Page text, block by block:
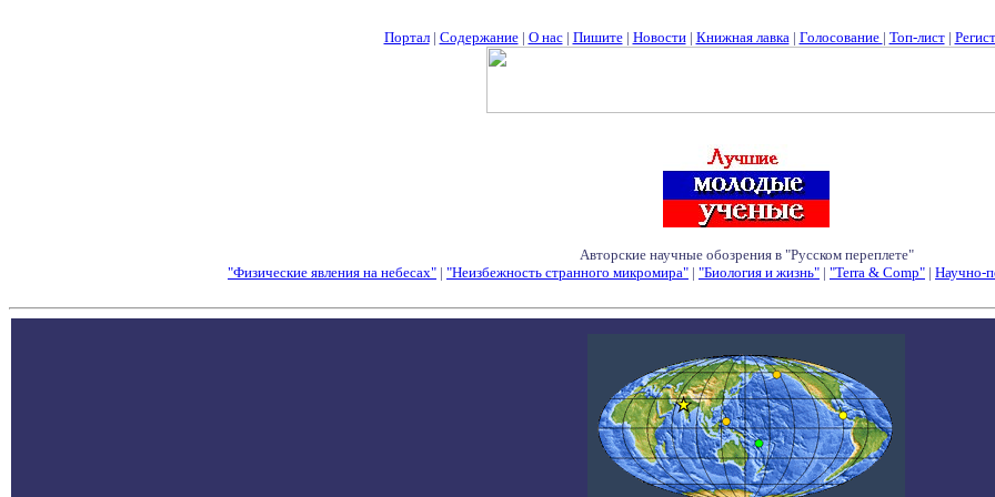
Портал| Содержание| О нас| Пишите| Новости| Книжная лавка| Голосование | Топ-лист|
Авторские научные обозрения в "Русском переплете"
"Физические явления на небесах" | "Неизбежность странного микромира" | "Биология и жизнь" | "Terra & Comp" | Научно-